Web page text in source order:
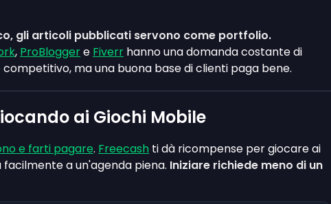
gli articoli pubblicati servono come portfolio.
, ProBloggere Fiverr hanno una domanda costante di
ma una buona base di clienti paga bene.
ai Giochi Mobile
e farti pagare. Freecash ti dà ricompense per giocare ai
a un'agenda piena. Iniziare richiede meno di un